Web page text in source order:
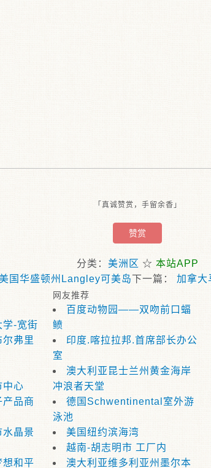
「真诚赞赏，手留余香」
赞赏
分类： 美洲区 ☆ 本站APP
国华盛顿州Langley可美岛下一篇： 加拿
学-宽街
弗里
中心
品商
晶景
想和平
网友推荐
百度动物园——双吻前口蝠
鲼
印度.喀拉拉邦.首席部长办公
室
澳大利亚昆士兰州黄金海岸
冲浪者天堂
德国Schwentinental室外游
泳池
美国纽约滨海湾
越南-胡志明市 工厂内
澳大利亚维多利亚州墨尔本